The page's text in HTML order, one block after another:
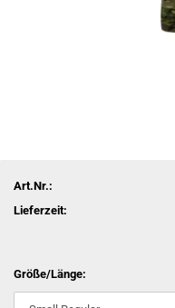
Art.Nr.:
Lieferzeit:
Größe/Länge: